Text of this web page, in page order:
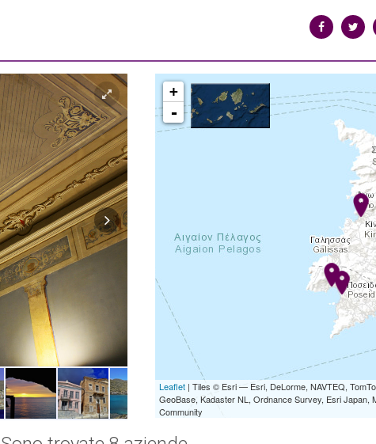
syros_vaporia_F268133321.jpg
+
-
Leaflet | Tiles © Esri — Esri, DeLorme, NAVTEQ,
GeoBase, Kadaster NL, Ordnance Survey, Esri Japan,
Community